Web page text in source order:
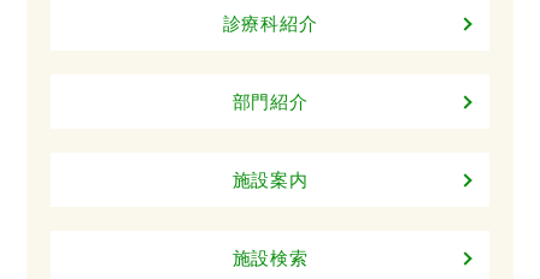
診療科紹介
部門紹介
施設案内
施設検索